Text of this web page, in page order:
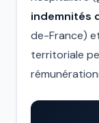
indemnités
de-France)
territoriale